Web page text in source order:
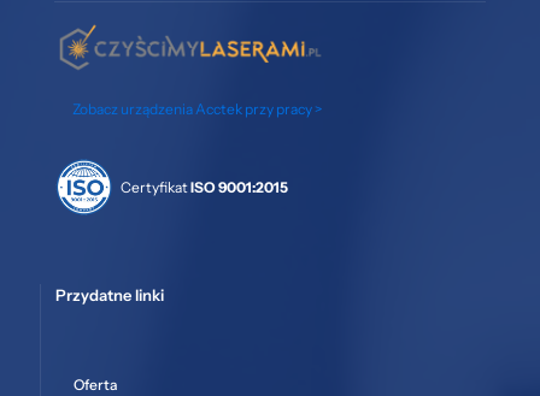
Zobacz urządzenia Acctek przy pracy >
CertyfikatISO 9001:2015
Przydatne linki
Oferta